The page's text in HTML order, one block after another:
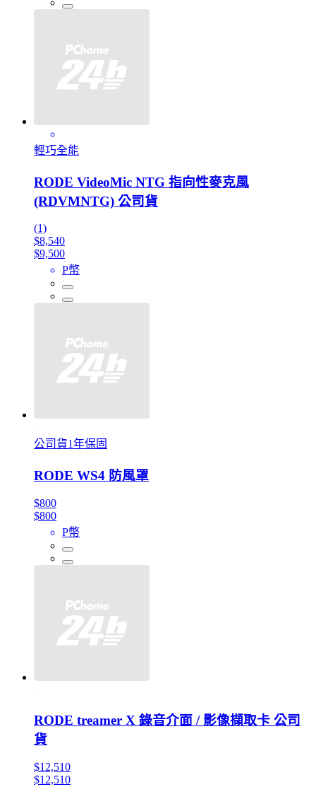
輕巧全能
RODE VideoMic NTG 指向性麥克風
(RDVMNTG) 公司貨
(1)
$8,540
$9,500
P幣
公司貨1年保固
RODE WS4 防風罩
$800
$800
P幣
RODE treamer X 錄音介面 / 影像擷取卡 公司
貨
$12,510
$12,510